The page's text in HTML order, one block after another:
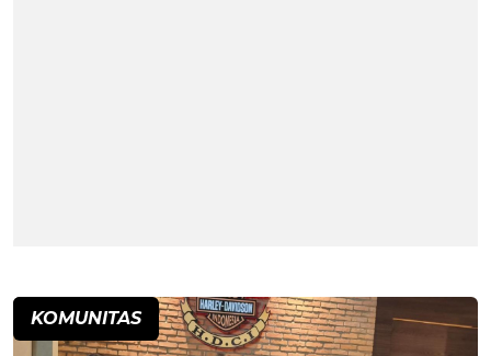
KOMUNITAS